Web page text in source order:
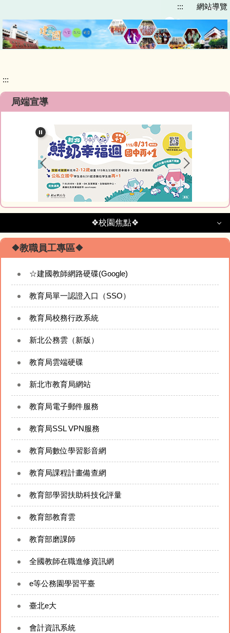
到
主
要
內
::: 網站導覽
:::
局端宣導
❖校園焦點❖
❖校園焦點❖
回首頁
校園簡介
校務行政模組
校長的網站
專題成果網站
建國相簿
建國影音
建國臉書FB粉絲專頁
建國YouTube頻道
附設幼兒園資訊
太陽能即時監控系統
網站管理
❖教職員工專區❖
☆建國教師網路硬碟(Google)
教育局單一認證入口（SSO）
教育局校務行政系統
新北公務雲（新版）
教育局雲端硬碟
新北市教育局網站
教育局電子郵件服務
教育局SSL VPN服務
教育局數位學習影音網
教育局課程計畫備查網
教育部學習扶助科技化評量
教育部教育雲
教育部磨課師
全國教師在職進修資訊網
e等公務園學習平臺
臺北e大
會計資訊系統